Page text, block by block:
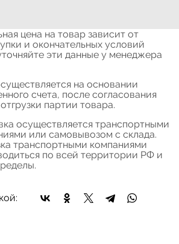
цена на товар зависит от
и окончательных условий
эти данные у менеджера
на основании
счета, после согласования
партии товара.
осуществляется транспортными
или самовывозом с склада.
транспортными компаниями
по всей территории РФ и